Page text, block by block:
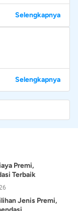
Selengkapnya
Selengkapnya
Premi,
Terbaik
Jenis Premi,